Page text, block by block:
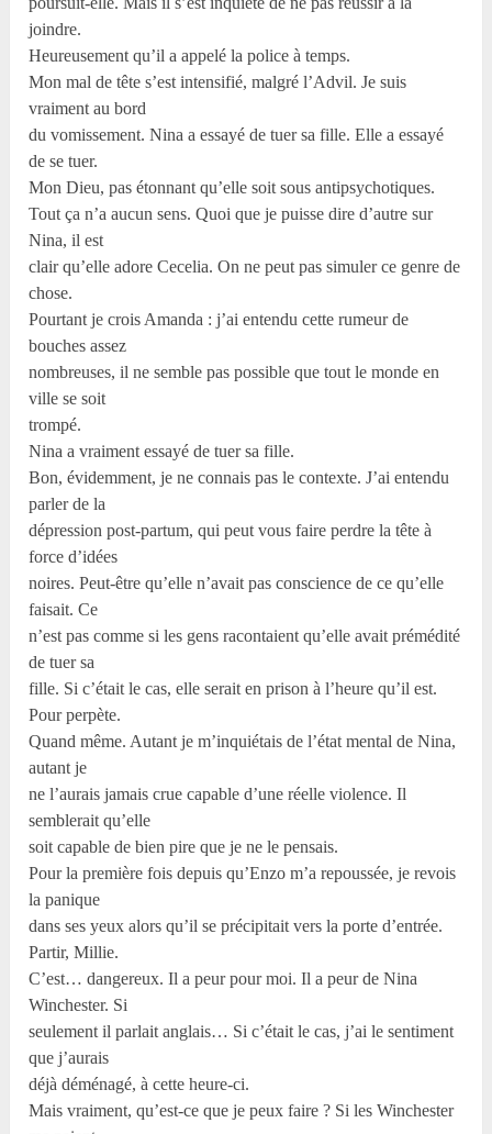
joindre.
Heureusement qu’il a appelé la police à temps.
Mon mal de tête s’est intensifié, malgré l’Advil. Je suis
vraiment au bord
du vomissement. Nina a essayé de tuer sa fille. Elle a essayé
de se tuer.
Mon Dieu, pas étonnant qu’elle soit sous antipsychotiques.
Tout ça n’a aucun sens. Quoi que je puisse dire d’autre sur
Nina, il est
clair qu’elle adore Cecelia. On ne peut pas simuler ce genre de
chose.
Pourtant je crois Amanda : j’ai entendu cette rumeur de
bouches assez
nombreuses, il ne semble pas possible que tout le monde en
ville se soit
trompé.
Nina a vraiment essayé de tuer sa fille.
Bon, évidemment, je ne connais pas le contexte. J’ai entendu
parler de la
dépression post-partum, qui peut vous faire perdre la tête à
force d’idées
noires. Peut-être qu’elle n’avait pas conscience de ce qu’elle
faisait. Ce
n’est pas comme si les gens racontaient qu’elle avait prémédité
de tuer sa
fille. Si c’était le cas, elle serait en prison à l’heure qu’il est.
Pour perpète.
Quand même. Autant je m’inquiétais de l’état mental de Nina,
autant je
ne l’aurais jamais crue capable d’une réelle violence. Il
semblerait qu’elle
soit capable de bien pire que je ne le pensais.
Pour la première fois depuis qu’Enzo m’a repoussée, je revois
la panique
dans ses yeux alors qu’il se précipitait vers la porte d’entrée.
Partir, Millie.
C’est… dangereux. Il a peur pour moi. Il a peur de Nina
Winchester. Si
seulement il parlait anglais… Si c’était le cas, j’ai le sentiment
que j’aurais
déjà déménagé, à cette heure-ci.
Mais vraiment, qu’est-ce que je peux faire ? Si les Winchester